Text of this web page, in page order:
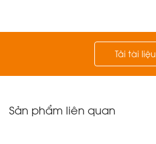
Tải tài liệu
Sản phẩm liên quan